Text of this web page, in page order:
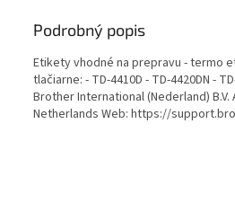
Podrobný popis
Etikety vhodné na prepravu - termo
tlačiarne: - TD-4410D - TD-4420DN -
Brother International (Nederland)
Netherlands Web: https://